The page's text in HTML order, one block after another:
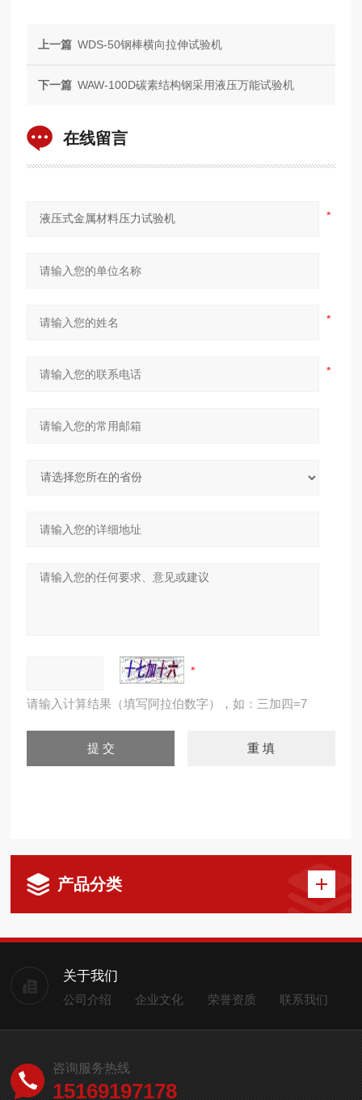
上一篇 WDS-50钢棒横向拉伸试验机
下一篇 WAW-100D碳素结构钢采用液压万能试验机
在线留言
请输入计算结果（填写阿拉伯数字），如：三加四=7
产品分类
关于我们
公司介绍 企业文化 荣誉资质 联系我们
咨询服务热线
15169197178